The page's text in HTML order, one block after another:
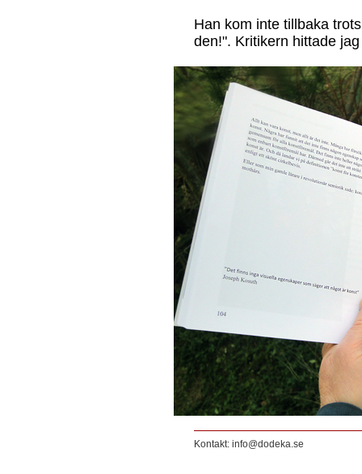
Han kom inte tillbaka
den!". Kritikern hittade
Kontakt: info@dodeka.se